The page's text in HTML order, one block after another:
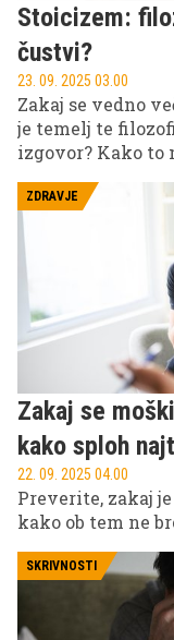
Stoicizem:
čustvi?
23. 09. 2025 03.00
Zakaj se vedno
je temelj te
izgovor? Kako
ZDRAVJE
Zakaj se
kako sploh
22. 09. 2025 04.00
Preverite, zakaj
kako ob tem ne
SKRIVNOSTI